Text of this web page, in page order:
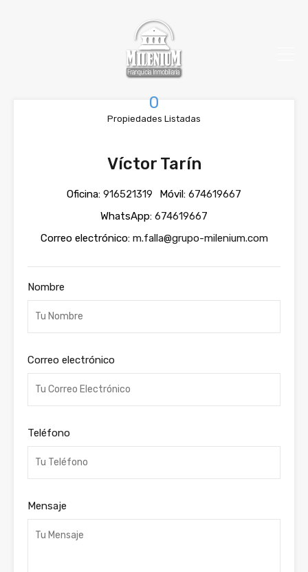
0
Propiedades Listadas
Víctor Tarín
Oficina: 916521319 Móvil: 674619667
WhatsApp: 674619667
Correo electrónico: m.falla@grupo-milenium.com
Nombre
Correo electrónico
Teléfono
Mensaje